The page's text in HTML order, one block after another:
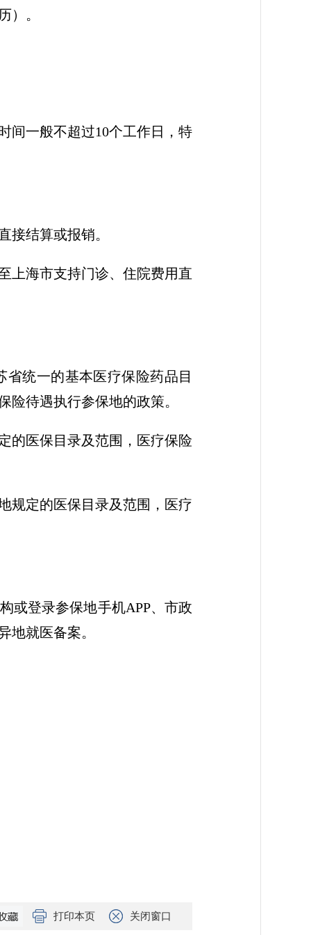
）。
间一般不超过10个工作日，特
接结算或报销。
上海市支持门诊、住院费用直
省统一的基本医疗保险药品目
待遇执行参保地的政策。
的医保目录及范围，医疗保险
规定的医保目录及范围，医疗
或登录参保地手机APP、市政
地就医备案。
打印本页 关闭窗口